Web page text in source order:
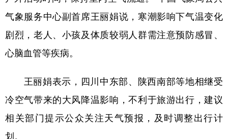
气象服务中心副首席王丽娟说，寒潮影响下气温变化
剧烈，老人、小孩及体质较弱人群需注意预防感冒、
心脑血管等疾病。
王丽娟表示，四川中东部、陕西南部等地相继受
冷空气带来的大风降温影响，不利于旅游出行，建议
相关部门提示公众关注天气预报，及时调整出行计
划。